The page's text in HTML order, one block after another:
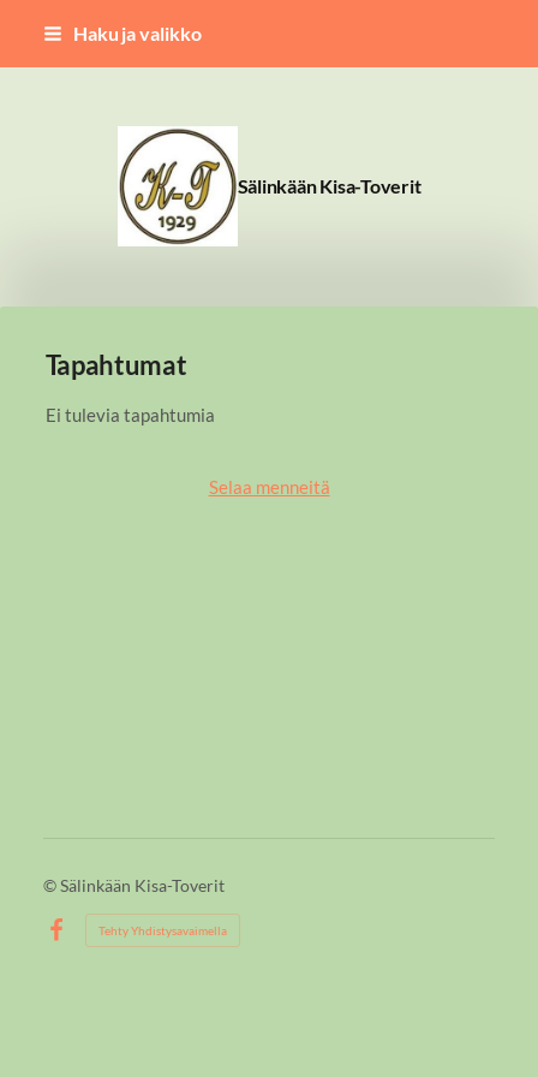
Siirry
Haku ja valikko
Sälinkään Kisa-Toverit
Tapahtumat
Ei tulevia tapahtumia
Selaa menneitä
©Sälinkään Kisa-Toverit
Facebook
Tehty Yhdistysavaimella